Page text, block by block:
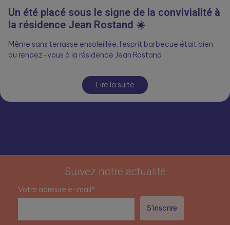
Un été placé sous le signe de la convivialité à
la résidence Jean Rostand ☀️
Même sans terrasse ensoleillée, l’esprit barbecue était bien
au rendez-vous à la résidence Jean Rostand
Lire la suite
Suivez notre actualité
Votre adresse e-mail*